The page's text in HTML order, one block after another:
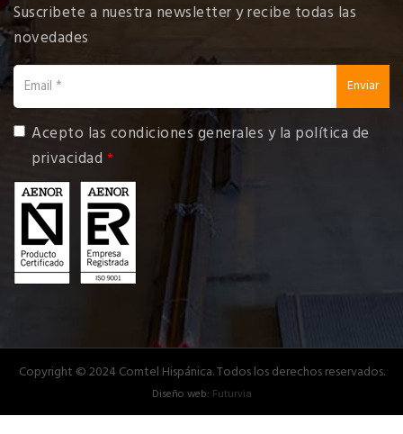
Suscribete a nuestra newsletter y recibe todas las
novedades
email
Enviar
Acepto las condiciones generales y la política de
privacidad
Copyright © 2024 Comtel Hispánica. Todos los derechos reservados.
Diseño web: Futurvia